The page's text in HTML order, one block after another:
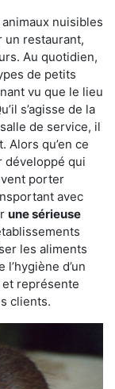
nuisibles
un restaurant,
Au quotidien,
de petits
vu que le lieu
s’agisse de la
de service, il
Alors qu’en ce
développé qui
porter
avec
une sérieuse
les aliments
d’un
représente
clients.